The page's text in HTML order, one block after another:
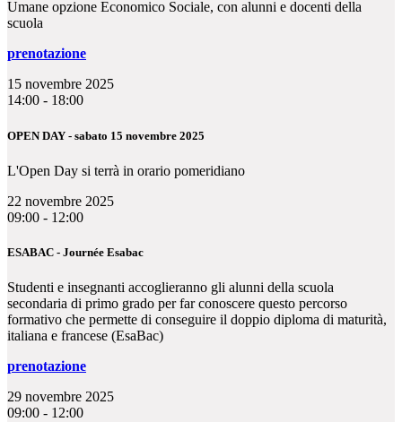
Umane opzione Economico Sociale, con alunni e docenti della
scuola
prenotazione
15 novembre 2025
14:00 - 18:00
OPEN DAY - sabato 15 novembre 2025
L'Open Day si terrà in orario pomeridiano
22 novembre 2025
09:00 - 12:00
ESABAC - Journée Esabac
Studenti e insegnanti accoglieranno gli alunni della scuola
secondaria di primo grado per far conoscere questo percorso
formativo che permette di conseguire il doppio diploma di maturità,
italiana e francese (EsaBac)
prenotazione
29 novembre 2025
09:00 - 12:00